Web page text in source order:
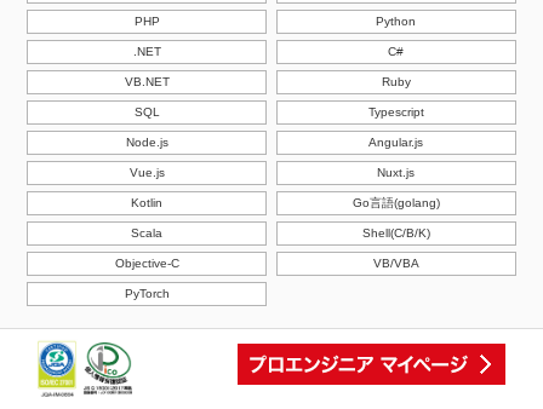
PHP Python
.NET C#
VB.NET Ruby
SQL Typescript
Node.js Angular.js
Vue.js Nuxt.js
Kotlin Go言語(golang)
Scala Shell(C/B/K)
Objective-C VB/VBA
PyTorch